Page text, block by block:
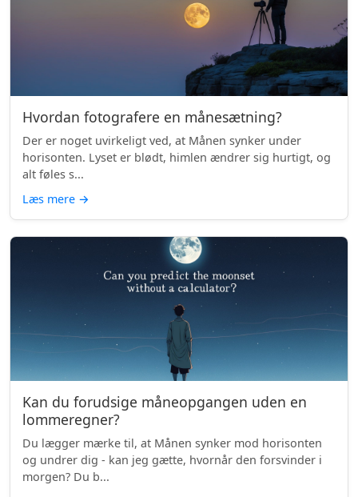
Hvordan fotografere en månesætning?
Der er noget uvirkeligt ved, at Månen synker under
horisonten. Lyset er blødt, himlen ændrer sig hurtigt, og
alt føles s...
Læs mere →
Kan du forudsige måneopgangen uden en
lommeregner?
Du lægger mærke til, at Månen synker mod horisonten
og undrer dig - kan jeg gætte, hvornår den forsvinder i
morgen? Du b...